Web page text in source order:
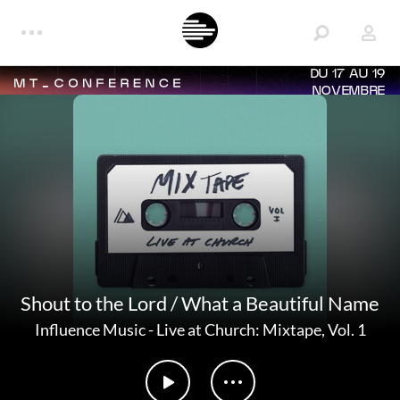
DU 17 AU 19
NOVEMBRE
Shout to the Lord / What a Beautiful Name
Influence Music-Live at Church: Mixtape, Vol. 1